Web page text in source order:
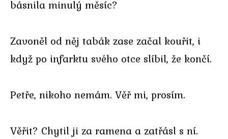
básnila minulý měsíc?
Zavoněl od něj tabák zase začal kouřit, i
když po infarktu svého otce slíbil, že končí.
Petře, nikoho nemám. Věř mi, prosím.
Věřit? Chytil ji za ramena a zatřásl s ní.